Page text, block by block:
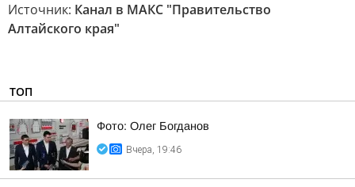
Источник: Канал в МАКС "Правительство
Алтайского края"
ТОП
Фото: Олег Богданов
Вчера, 19:46